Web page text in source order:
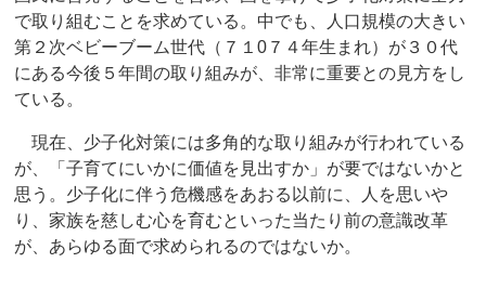
で取り組むことを求めている。中でも、人口規模の大きい
第２次ベビーブーム世代（７１0７４年生まれ）が３０代
にある今後５年間の取り組みが、非常に重要との見方をし
ている。
現在、少子化対策には多角的な取り組みが行われている
が、「子育てにいかに価値を見出すか」が要ではないかと
思う。少子化に伴う危機感をあおる以前に、人を思いや
り、家族を慈しむ心を育むといった当たり前の意識改革
が、あらゆる面で求められるのではないか。